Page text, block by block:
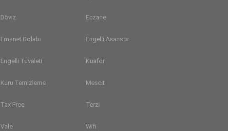
Döviz Eczane
Emanet Dolabı Engelli Asansör
Engelli Tuvaleti Kuaför
Kuru Temizleme Mescit
Tax Free Terzi
Vale Wifi